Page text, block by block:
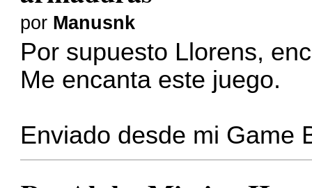
por Manusnk
Por supuesto Llorens,
Me encanta este juego.
Enviado desde mi Game